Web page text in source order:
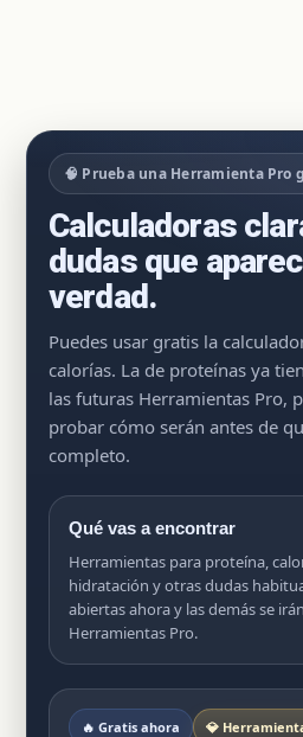
🧠 Prueba una Herramienta Pro
Calculadoras
dudas que
verdad.
Puedes usar gratis la
calorías. La de proteínas ya
las futuras Herramientas Pro,
probar cómo serán antes de
completo.
Qué vas a encontrar
Herramientas para proteína,
hidratación y otras dudas
abiertas ahora y las demás se
Herramientas Pro.
🔥 Gratis ahora 💎